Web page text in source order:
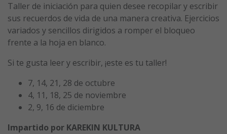
Taller de iniciación para quien desee recopilar y escribir
sus recuerdos de vida de una manera creativa. Ejercicios
variados y sencillos dirigidos a romper el bloqueo
frente a la hoja en blanco.
Si te gusta leer y escribir, ¡este es tu taller!
7, 14, 21, 28 de octubre
4, 11, 18, 25 de noviembre
2, 9, 16 de diciembre
Impartido por KAREKIN KULTURA